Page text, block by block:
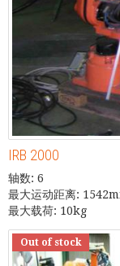
IRB 2000
轴数: 6
最大运动距离:
最大载荷: 10kg
Out of stock